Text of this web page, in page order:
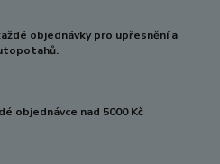
objednávky pro upřesnění a
objednávce nad 5000 Kč